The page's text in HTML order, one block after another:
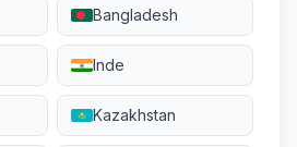
Bangladesh
Inde
Kazakhstan